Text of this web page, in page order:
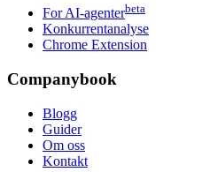
For AI-agenterbeta
Konkurrentanalyse
Chrome Extension
Companybook
Blogg
Guider
Om oss
Kontakt